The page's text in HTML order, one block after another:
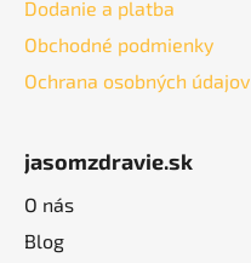
Dodanie a platba
Obchodné podmienky
Ochrana osobných údajov
jasomzdravie.sk
O nás
Blog